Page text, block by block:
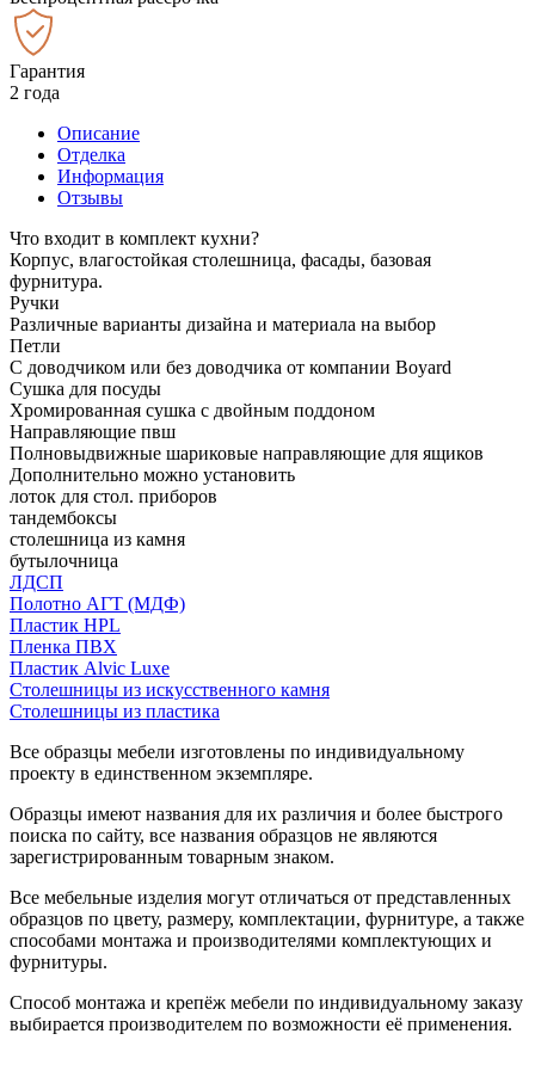
Гарантия
2 года
Описание
Отделка
Информация
Отзывы
Что входит в комплект кухни?
Корпус, влагостойкая столешница, фасады, базовая
фурнитура.
Ручки
Различные варианты дизайна и материала на выбор
Петли
С доводчиком или без доводчика от компании Boyard
Сушка для посуды
Хромированная сушка с двойным поддоном
Направляющие пвш
Полновыдвижные шариковые направляющие для ящиков
Дополнительно можно установить
лоток для стол. приборов
тандембоксы
столешница из камня
бутылочница
ЛДСП
Полотно АГТ (МДФ)
Пластик HPL
Пленка ПВХ
Пластик Alvic Luxe
Столешницы из искусственного камня
Столешницы из пластика
Все образцы мебели изготовлены по индивидуальному
проекту в единственном экземпляре.
Образцы имеют названия для их различия и более быстрого
поиска по сайту, все названия образцов не являются
зарегистрированным товарным знаком.
Все мебельные изделия могут отличаться от представленных
образцов по цвету, размеру, комплектации, фурнитуре, а также
способами монтажа и производителями комплектующих и
фурнитуры.
Способ монтажа и крепёж мебели по индивидуальному заказу
выбирается производителем по возможности её применения.